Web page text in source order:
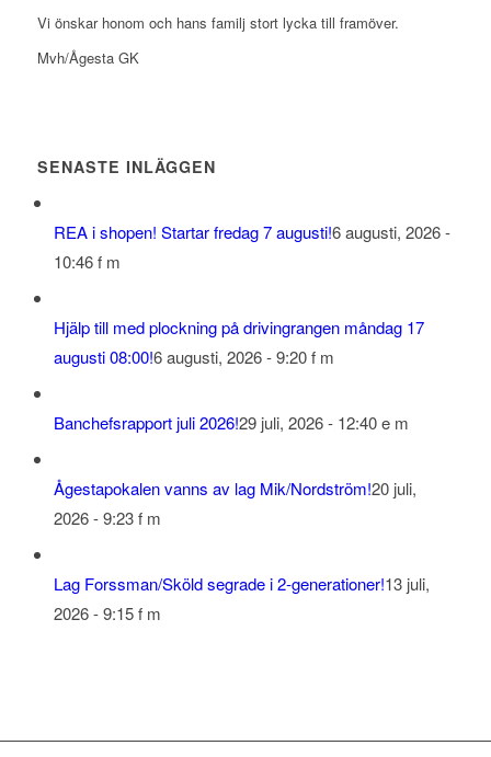
Vi önskar honom och hans familj stort lycka till framöver.
Mvh/Ågesta GK
SENASTE INLÄGGEN
REA i shopen! Startar fredag 7 augusti!6 augusti, 2026 -
10:46 f m
‍Hjälp till med plockning på drivingrangen måndag 17
augusti 08:00!6 augusti, 2026 - 9:20 f m
Banchefsrapport juli 2026!29 juli, 2026 - 12:40 e m
Ågestapokalen vanns av lag Mik/Nordström!20 juli,
2026 - 9:23 f m
Lag Forssman/Sköld segrade i 2-generationer!13 juli,
2026 - 9:15 f m